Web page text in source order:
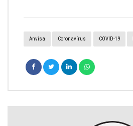
Anvisa Coronavírus COVID-19